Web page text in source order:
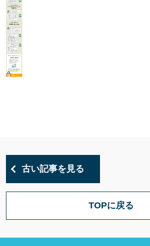
古い記事を見る
TOPに戻る